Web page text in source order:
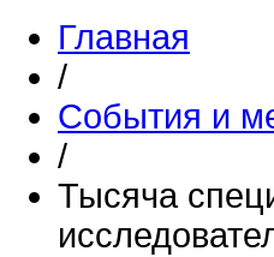
Главная
/
События и
/
Тысяча